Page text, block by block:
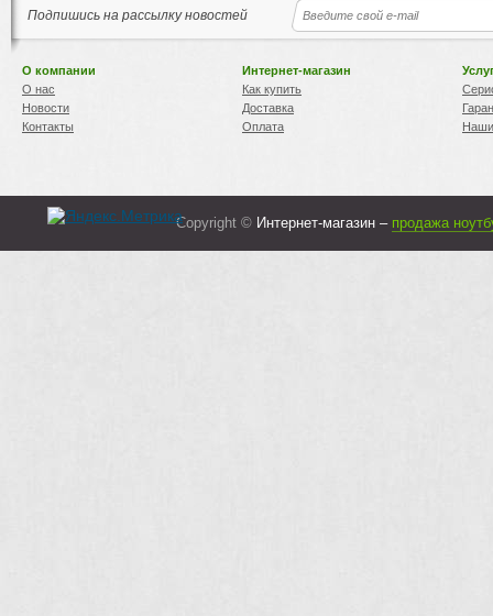
Подпишись на рассылку новостей
О компании
О нас
Новости
Контакты
Интернет-магазин
Как купить
Доставка
Оплата
Copyright © Интернет-магазин – продажа